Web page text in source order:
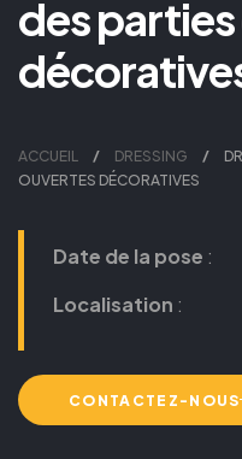
des
ACCUEIL DRESSING
OUVERTES DÉCORATIVES
Date de la pose :
Localisation :
CONTACTEZ-NOUS